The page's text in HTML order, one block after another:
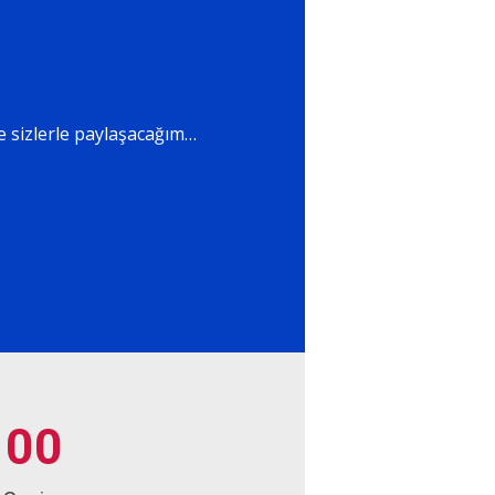
paylaşacağım…
00